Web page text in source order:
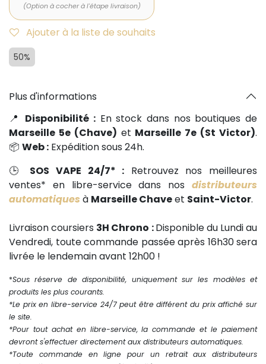
(Option à cocher à l'étape livraison)
Ajouter à la liste de souhaits
50%
Plus d'informations
📍 Disponibilité : En stock dans nos boutiques de
Marseille 5e (Chave) et Marseille 7e (St Victor).
📦 Web : Expédition sous 24h.
🕒 SOS VAPE 24/7* : Retrouvez nos meilleures
ventes* en libre-service dans nos distributeurs
automatiques à Marseille Chaveet Saint-Victor.
Livraison coursiers 3H Chrono :Disponible du Lundi au
Vendredi, toute commande passée après 16h30 sera
livrée le lendemain avant 12h00 !
*Sous réserve de disponibilité, uniquement sur les modèles et
produits les plus courants.
*Le prix en libre-service 24/7 peut être différent du prix affiché sur
le site.
*Pour tout achat en libre-service, la commande et le paiement
devront s'effectuer directement aux distributeurs automatiques.
*Toute commande en ligne pour un retrait aux distributeurs